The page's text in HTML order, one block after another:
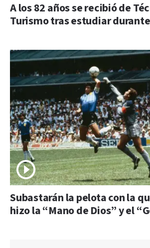
A los 82 años se recibió de
Turismo tras estudiar
Subastarán la pelota con la
hizo la “Mano de Dios” y el